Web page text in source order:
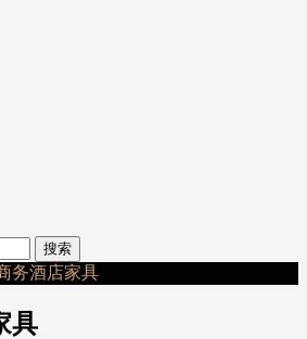
务酒店家具
具